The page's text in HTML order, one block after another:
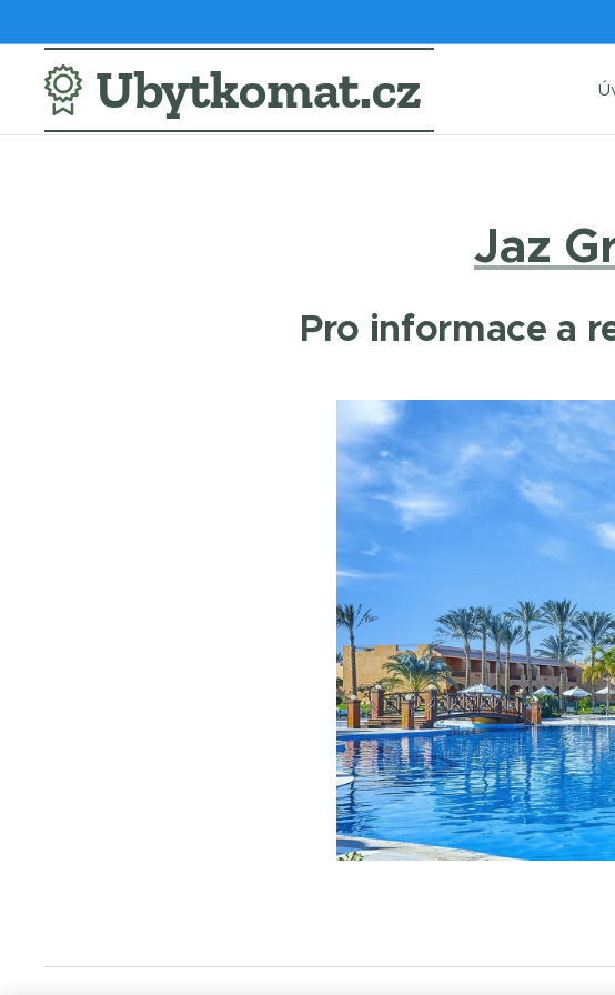
Ubytkomat.cz
Jaz
Pro informace a